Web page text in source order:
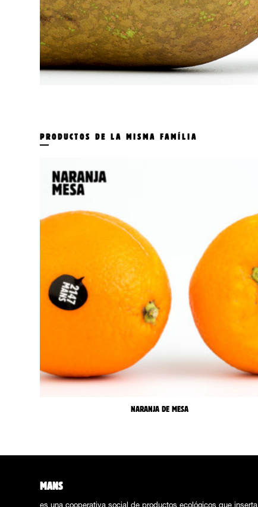
PRODUCTOS DE LA MISMA FAMÍLIA
NARANJA DE MESA
MANS